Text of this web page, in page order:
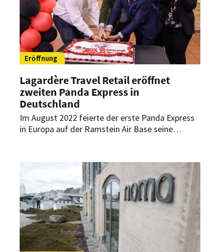
Eröffnung
Lagardère Travel Retail eröffnet
zweiten Panda Express in
Deutschland
Im August 2022 feierte der erste Panda Express
in Europa auf der Ramstein Air Base seine
Deutschland.